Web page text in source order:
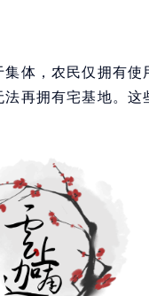
体，农民仅拥有
再拥有宅基地。